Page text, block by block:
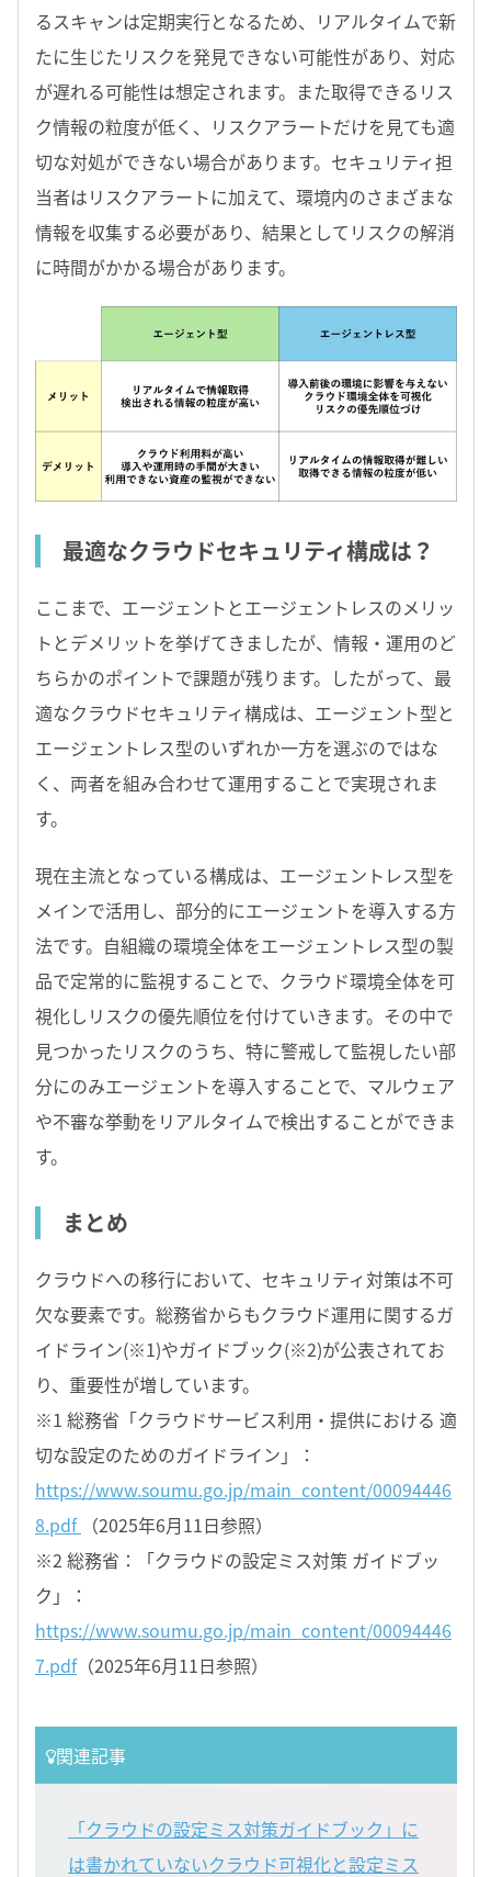
るスキャンは定期実行となるため、リアルタイムで新
たに生じたリスクを発見できない可能性があり、対応
が遅れる可能性は想定されます。また取得できるリス
ク情報の粒度が低く、リスクアラートだけを見ても適
切な対処ができない場合があります。セキュリティ担
当者はリスクアラートに加えて、環境内のさまざまな
情報を収集する必要があり、結果としてリスクの解消
に時間がかかる場合があります。
最適なクラウドセキュリティ構成は？
ここまで、エージェントとエージェントレスのメリッ
トとデメリットを挙げてきましたが、情報・運用のど
ちらかのポイントで課題が残ります。したがって、最
適なクラウドセキュリティ構成は、エージェント型と
エージェントレス型のいずれか一方を選ぶのではな
く、両者を組み合わせて運用することで実現されま
す。
現在主流となっている構成は、エージェントレス型を
メインで活用し、部分的にエージェントを導入する方
法です。自組織の環境全体をエージェントレス型の製
品で定常的に監視することで、クラウド環境全体を可
視化しリスクの優先順位を付けていきます。その中で
見つかったリスクのうち、特に警戒して監視したい部
分にのみエージェントを導入することで、マルウェア
や不審な挙動をリアルタイムで検出することができま
す。
まとめ
クラウドへの移行において、セキュリティ対策は不可
欠な要素です。総務省からもクラウド運用に関するガ
イドライン(※1)やガイドブック(※2)が公表されてお
り、重要性が増しています。
※1 総務省「クラウドサービス利用・提供における 適
切な設定のためのガイドライン」：
https://www.soumu.go.jp/main_content/00094446
8.pdf （2025年6月11日参照）
※2 総務省：「クラウドの設定ミス対策 ガイドブッ
ク」：
https://www.soumu.go.jp/main_content/00094446
7.pdf（2025年6月11日参照）
関連記事
「クラウドの設定ミス対策ガイドブック」に
は書かれていないクラウド可視化と設定ミス